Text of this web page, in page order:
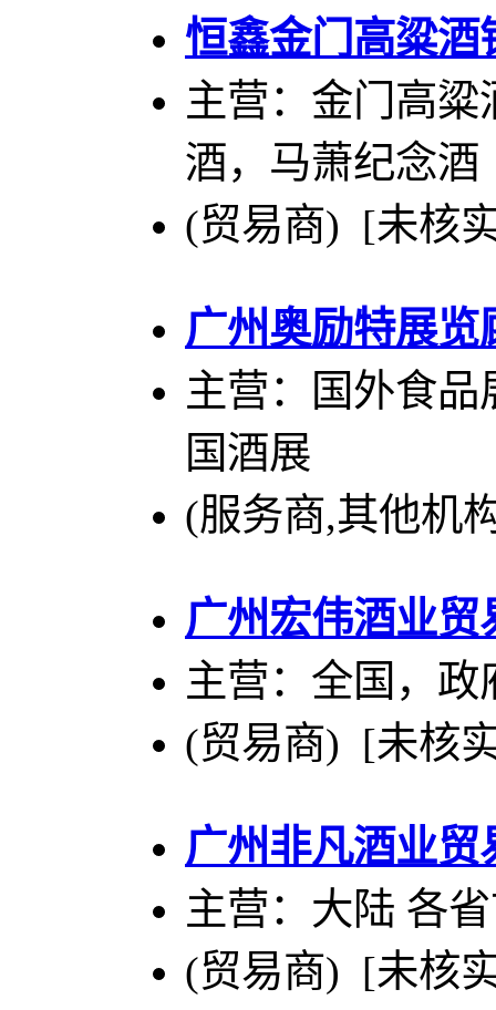
恒鑫金门高粱酒
主营：金门高
酒，马萧纪念酒
(贸易商) [未核
广州奥励特展览
主营：国外食
国酒展
(服务商,其他机
广州宏伟酒业贸
主营：全国，
(贸易商) [未核
广州非凡酒业贸
主营：大陆 各
(贸易商) [未核